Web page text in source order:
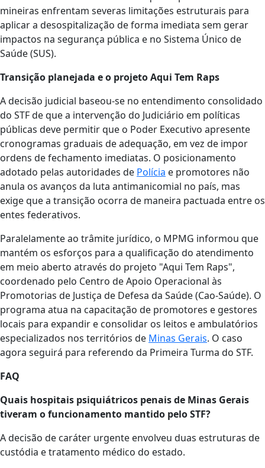
mineiras enfrentam severas limitações estruturais para
aplicar a desospitalização de forma imediata sem gerar
impactos na segurança pública e no Sistema Único de
Saúde (SUS).
Transição planejada e o projeto Aqui Tem Raps
A decisão judicial baseou-se no entendimento consolidado
do STF de que a intervenção do Judiciário em políticas
públicas deve permitir que o Poder Executivo apresente
cronogramas graduais de adequação, em vez de impor
ordens de fechamento imediatas. O posicionamento
adotado pelas autoridades de Polícia e promotores não
anula os avanços da luta antimanicomial no país, mas
exige que a transição ocorra de maneira pactuada entre os
entes federativos.
Paralelamente ao trâmite jurídico, o MPMG informou que
mantém os esforços para a qualificação do atendimento
em meio aberto através do projeto "Aqui Tem Raps",
coordenado pelo Centro de Apoio Operacional às
Promotorias de Justiça de Defesa da Saúde (Cao-Saúde). O
programa atua na capacitação de promotores e gestores
locais para expandir e consolidar os leitos e ambulatórios
especializados nos territórios de Minas Gerais. O caso
agora seguirá para referendo da Primeira Turma do STF.
FAQ
Quais hospitais psiquiátricos penais de Minas Gerais
tiveram o funcionamento mantido pelo STF?
A decisão de caráter urgente envolveu duas estruturas de
custódia e tratamento médico do estado.